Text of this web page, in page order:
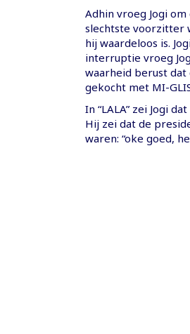
Adhin vroeg Jogi
slechtste voorzitter
hij waardeloos is.
interruptie vroeg
waarheid berust
gekocht met MI-
In “LALA” zei Jogi
Hij zei dat de
waren: “oke goed,